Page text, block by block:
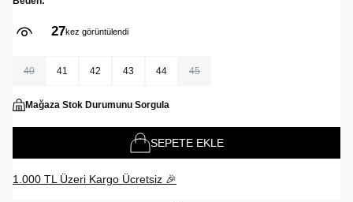
27kez görüntülendi
40 41 42 43 44 45
Mağaza Stok Durumunu Sorgula
SEPETE EKLE
1.000 TL Üzeri Kargo Ücretsiz 🎉